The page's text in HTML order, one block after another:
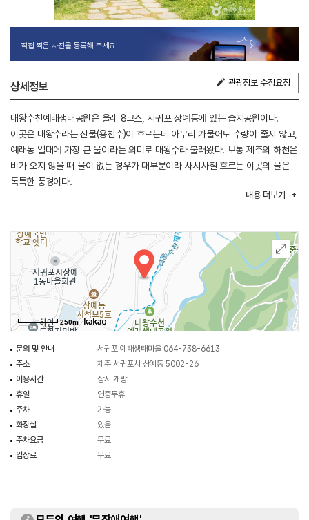
직접 찍은 사진을 등록해 주세요.
상세정보 관광정보 수정요청
대왕수천예래생태공원은 올레 8코스, 서귀포 상예동에 있는 습지공원이다.
이곳은 대왕수라는 산물(용천수)이 흐르는데 아무리 가물어도 수량이 줄지 않고,
예래동 일대에 가장 큰 물이라는 의미로 대왕수라 불러왔다. 보통 제주의 하천은
비가 오지 않을 때 물이 없는 경우가 대부분이라 사시사철 흐르는 이곳의 물은
독특한 풍경이다.
예래생태공원 일대는 한국반딧불이연구회가 지정한 반딧불이 보호지역이며, 이
공원 남쪽에는 예래생태체험관이 있으며, 봄에는 이 일대가 벚꽃명소로
유명하다.
내용 더보기
250m
문의 및 안내
서귀포 예래생태마을 064-738-6613
주소
제주 서귀포시 상예동 5002-26
이용시간
상시 개방
휴일
연중무휴
주차
가능
화장실
있음
주차요금
무료
입장료
무료